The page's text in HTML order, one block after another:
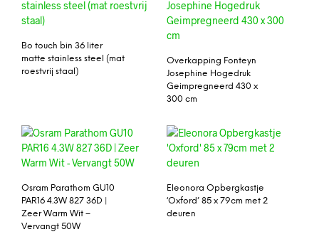
Bo touch bin 36 liter
matte stainless steel (mat
roestvrij staal)
Overkapping Fonteyn
Josephine Hogedruk
Geimpregneerd 430 x
300 cm
Osram Parathom GU10
PAR16 4.3W 827 36D |
Zeer Warm Wit –
Vervangt 50W
Eleonora Opbergkastje
‘Oxford’ 85 x 79cm met 2
deuren